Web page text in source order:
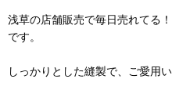
浅草の店舗販売で毎日売れてる
です。
しっかりとした縫製で、ご愛用